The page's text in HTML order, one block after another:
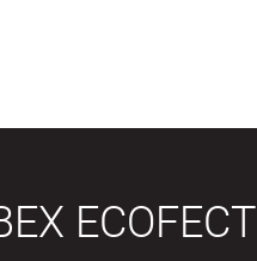
ECOFECT